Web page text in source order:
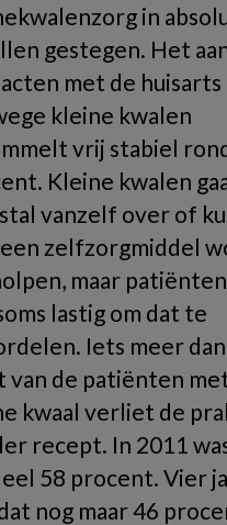
in
gestegen. Het
met de huisarts
kleine kwalen
vrij stabiel
Kleine kwalen
vanzelf over of
zelfzorgmiddel
maar
lastig om dat te
Iets meer
van de patiënten
kwaal verliet de
recept. In 2011
58 procent. Vier
nog maar 46